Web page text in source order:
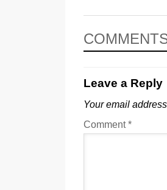
Leave a Reply
Your email
Comment*